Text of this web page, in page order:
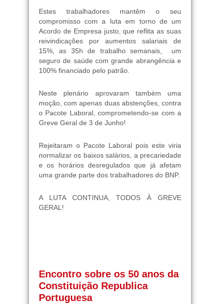
Estes trabalhadores mantêm o seu
compromisso com a luta em torno de um
Acordo de Empresa justo, que reflita as suas
reivindicações por aumentos salariais de
15%, as 35h de trabalho semanais, um
seguro de saúde com grande abrangência e
100% financiado pelo patrão.
Neste plenário aprovaram também uma
moção, com apenas duas abstenções, contra
o Pacote Laboral, comprometendo-se com a
Greve Geral de 3 de Junho!
Rejeitaram o Pacote Laboral pois este viria
normalizar os baixos salários, a precariedade
e os horários desregulados que já afetam
uma grande parte dos trabalhadores do BNP.
A LUTA CONTINUA, TODOS À GREVE
GERAL!
Encontro sobre os 50 anos da
Constituição Republica
Portuguesa